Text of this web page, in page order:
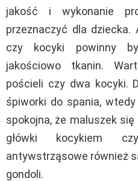
jakość i wykonanie
przeznaczyć dla dziecka.
czy kocyki powinny
jakościowo tkanin.
pościeli czy dwa kocyki.
śpiworki do spania,
spokojna, że maluszek
główki kocykiem
antywstrząsowe również
gondoli.